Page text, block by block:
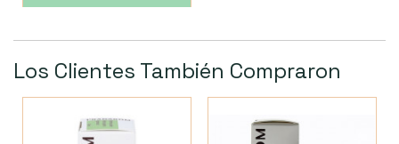
Los Clientes También Compraron